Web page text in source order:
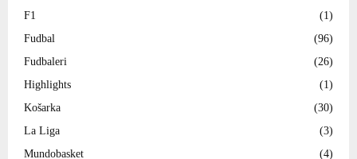
F1
(1)
Fudbal
(96)
Fudbaleri
(26)
Highlights
(1)
Košarka
(30)
La Liga
(3)
Mundobasket
(4)